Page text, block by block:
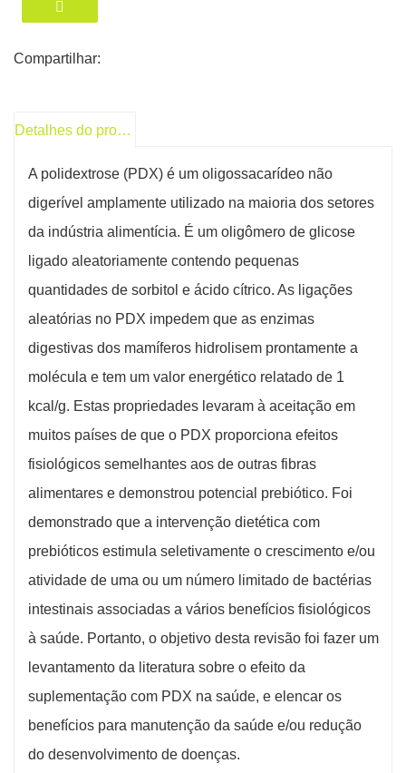
Compartilhar:
Detalhes do produto
A polidextrose (PDX) é um oligossacarídeo não
digerível amplamente utilizado na maioria dos setores
da indústria alimentícia. É um oligômero de glicose
ligado aleatoriamente contendo pequenas
quantidades de sorbitol e ácido cítrico. As ligações
aleatórias no PDX impedem que as enzimas
digestivas dos mamíferos hidrolisem prontamente a
molécula e tem um valor energético relatado de 1
kcal/g. Estas propriedades levaram à aceitação em
muitos países de que o PDX proporciona efeitos
fisiológicos semelhantes aos de outras fibras
alimentares e demonstrou potencial prebiótico. Foi
demonstrado que a intervenção dietética com
prebióticos estimula seletivamente o crescimento e/ou
atividade de uma ou um número limitado de bactérias
intestinais associadas a vários benefícios fisiológicos
à saúde. Portanto, o objetivo desta revisão foi fazer um
levantamento da literatura sobre o efeito da
suplementação com PDX na saúde, e elencar os
benefícios para manutenção da saúde e/ou redução
do desenvolvimento de doenças.